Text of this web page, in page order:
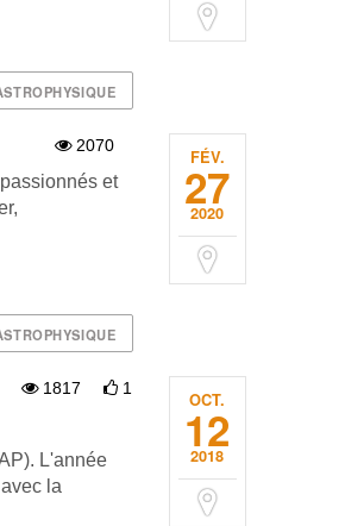
FÉV.
27
2020
2070
et
OCT.
12
2018
1817 1
L'année
la